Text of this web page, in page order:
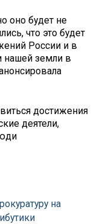
оно будет не
что это будет
России и в
нашей земли в
достижения
деятели,
на